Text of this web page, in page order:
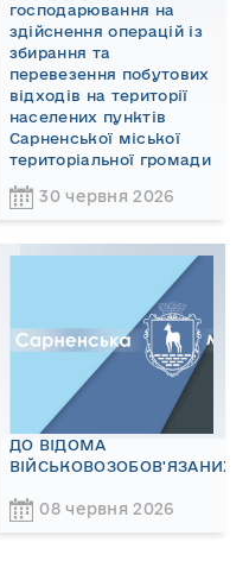
господарювання на
здійснення операцій із
збирання та
перевезення побутових
відходів на території
населених пунктів
Сарненської міської
територіальної громади
30 червня 2026
ДО ВІДОМА
ВІЙСЬКОВОЗОБОВ'ЯЗАНИХ!
08 червня 2026